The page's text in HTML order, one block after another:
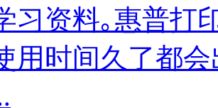
习资料｡惠普打
用时间久了都